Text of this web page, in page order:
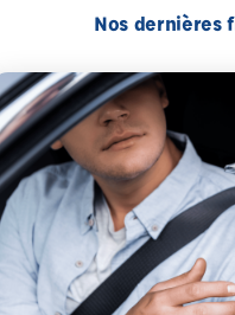
Nos dernières